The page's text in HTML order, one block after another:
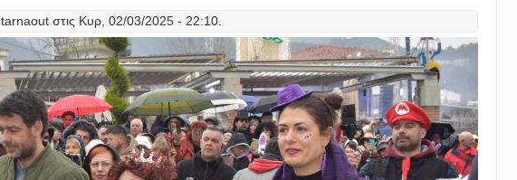
tarnaout στις Κυρ, 02/03/2025 - 22:10.